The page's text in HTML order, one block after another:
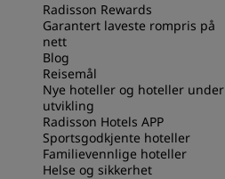
Radisson Rewards
Garantert laveste rompris på
nett
Blog
Reisemål
Nye hoteller og hoteller under
utvikling
Radisson Hotels APP
Sportsgodkjente hoteller
Familievennlige hoteller
Helse og sikkerhet